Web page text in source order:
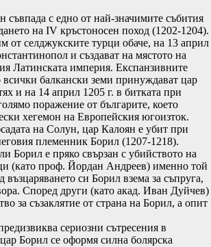
с едно от най-значимите събития
на IV кръстоносен поход (1202-1204).
от селджукските турци обаче, на 13 април
и създават на мястото на
Латинската империя. Експанзивните
балкански земи принуждават цар
и на 14 април 1205 г. в битката при
поражение от българите, което
хегемон на Европейския югоизток.
на Солун, цар Калоян е убит при
племенник Борил (1207-1218).
Борил е пряко свързан с убийството на
(като проф. Йордан Андреев) именно той
възцаряването си Борил взема за съпруга,
Според други (като акад. Иван Дуйчев)
за съзаклятие от страна на Борил, а опит
сериозни сътресения в
Борил се оформя силна болярска